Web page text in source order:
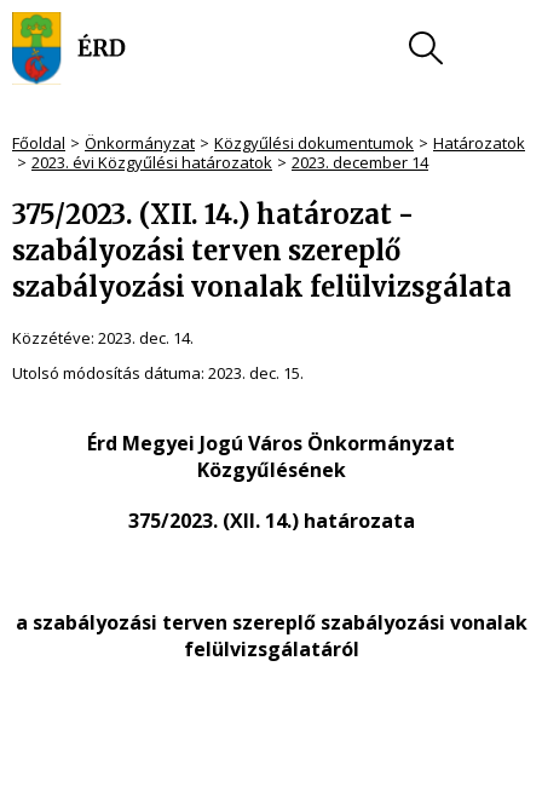
Főoldal Önkormányzat Közgyűlési dokumentumok
Határozatok
2023. évi Közgyűlési határozatok
2023. december 14
375/2023. (XII. 14.) határozat -
szabályozási terven szereplő
szabályozási vonalak felülvizsgálata
Közzétéve: 2023. dec. 14.
Utolsó módosítás dátuma: 2023. dec. 15.
Érd Megyei Jogú Város Önkormányzat
Közgyűlésének
375/2023. (XII. 14.) határozata
a szabályozási terven szereplő szabályozási vonalak
felülvizsgálatáról